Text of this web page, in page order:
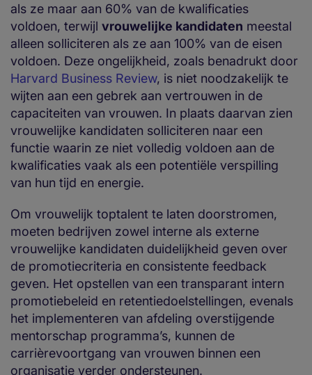
als ze maar aan 60% van de kwalificaties
voldoen, terwijl vrouwelijke kandidaten meestal
alleen solliciteren als ze aan 100% van de eisen
voldoen. Deze ongelijkheid, zoals benadrukt door
Harvard Business Review, is niet noodzakelijk te
wijten aan een gebrek aan vertrouwen in de
capaciteiten van vrouwen. In plaats daarvan zien
vrouwelijke kandidaten solliciteren naar een
functie waarin ze niet volledig voldoen aan de
kwalificaties vaak als een potentiële verspilling
van hun tijd en energie.
Om vrouwelijk toptalent te laten doorstromen,
moeten bedrijven zowel interne als externe
vrouwelijke kandidaten duidelijkheid geven over
de promotiecriteria en consistente feedback
geven. Het opstellen van een transparant intern
promotiebeleid en retentiedoelstellingen, evenals
het implementeren van afdeling overstijgende
mentorschap programma’s, kunnen de
carrièrevoortgang van vrouwen binnen een
organisatie verder ondersteunen.